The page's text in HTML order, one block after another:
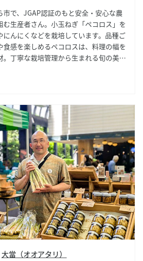
市で、JGAP認証のもと安全・安心な農
む生産者さん。小玉ねぎ「ペコロス」を
にんにくなどを栽培しています。品種ご
食感を楽しめるペコロスは、料理の幅を
。丁寧な栽培管理から生まれる旬の美味
大當（オオアタリ）